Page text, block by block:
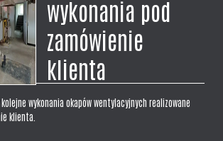
wykonania pod
zamówienie
klienta
wykonania okapów wentylacyjnych realizowane
klienta.